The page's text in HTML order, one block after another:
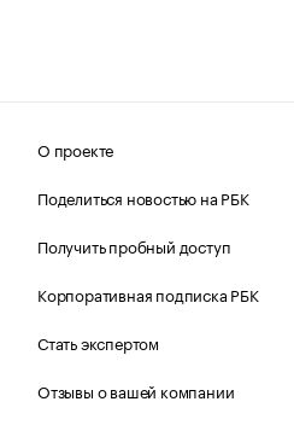
О проекте
Поделиться новостью на РБК
Получить пробный доступ
Корпоративная подписка РБК
Стать экспертом
Отзывы о вашей компании